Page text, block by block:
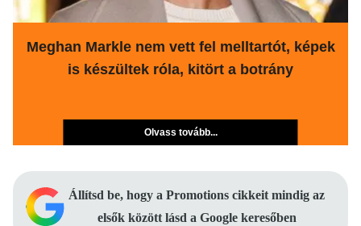
Meghan Markle nem vett fel melltartót, képek
is készültek róla, kitört a botrány
Olvass tovább...
Állítsd be, hogy a Promotions cikkeit mindig az
elsők között lásd a Google keresőben